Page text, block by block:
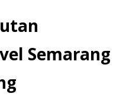
Semarang